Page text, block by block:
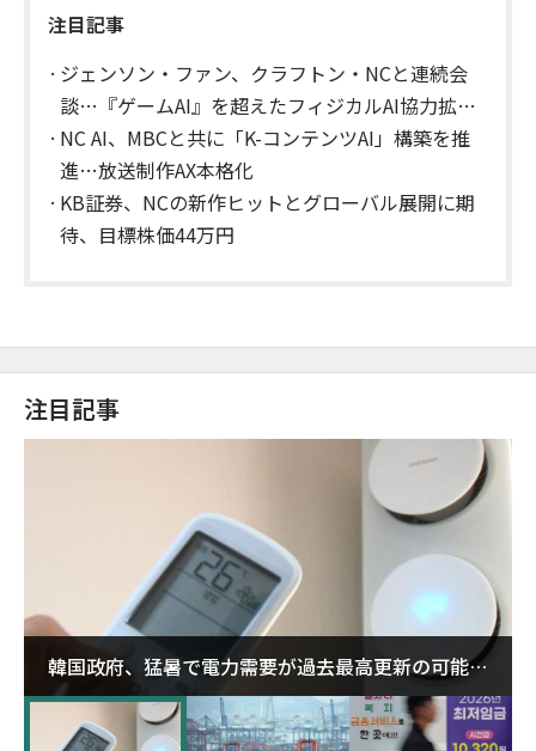
注目記事
ジェンソン・ファン、クラフトン・NCと連続会
談…『ゲームAI』を超えたフィジカルAI協力拡大
に注目
NC AI、MBCと共に「K-コンテンツAI」構築を推
進…放送制作AX本格化
KB証券、NCの新作ヒットとグローバル展開に期
待、目標株価44万円
注目記事
韓国政府、猛暑で電力需要が過去最高更新の可能性
に需給対応体制を点検